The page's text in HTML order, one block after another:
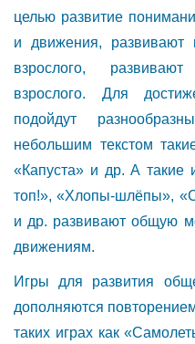
целью развитие
и движения, развивают
взрослого,
взрослого. Для
подойдут
небольшим текстом
«Капуста» и др. А такие
топ!», «Хлопы-шлёпы»,
и др. развивают общую
движениям.
Игры для развития
дополняются
таких играх как